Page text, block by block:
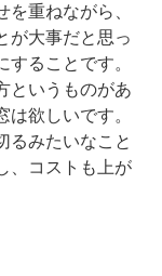
重ねながら、
が大事だと思っ
ることです。
というものがあ
欲しいです。
るみたいなこと
、コストも上が